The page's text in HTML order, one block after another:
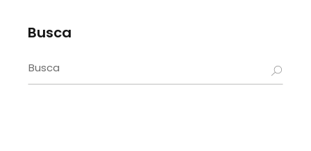
Busca
Search
for: